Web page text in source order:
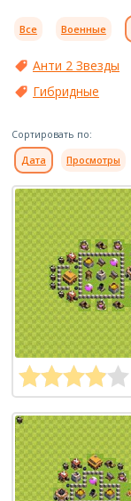
Все Военные
Анти 2 Звезды
Гибридные
Сортировать по:
Дата Просмотры